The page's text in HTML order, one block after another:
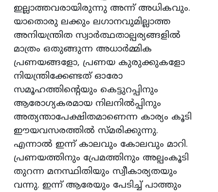
ഇല്ലാത്തവരായിരുന്നു അന്ന് അധികവും.
യാതൊരു ലക്കും ലഗാനവുമില്ലാത്ത
അനിയന്ത്രിത സ്വാര്‍ത്ഥതാല്പര്യങ്ങളില്‍
മാത്രം ഒതുങ്ങുന്ന അധാര്‍മ്മിക
പ്രണയങ്ങളോ, പ്രണയ കുരുക്കുകളോ
നിയന്ത്രിക്കേണ്ടത് ഓരോ
സമൂഹത്തിന്റെയും കെട്ടുറപ്പിനും
ആരോഗ്യകരമായ നിലനില്‍പ്പിനും
അത്യന്താപേക്ഷിതമാണെന്ന കാര്യം കൂടി
ഈയവസരത്തില്‍ സ്മരിക്കുന്നു.
എന്നാല്‍ ഇന്ന് കാലവും കോലവും മാറി.
പ്രണയത്തിനും പ്രേമത്തിനും അല്പംകൂടി
തുറന്ന മനസ്ഥിതിയും സ്വീകാര്യതയും
വന്നു. ഇന്ന് ആരേയും പേടിച്ച് പാത്തും